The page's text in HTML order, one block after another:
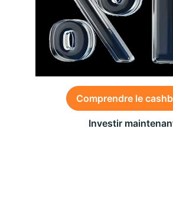
Comprendre le
Investir